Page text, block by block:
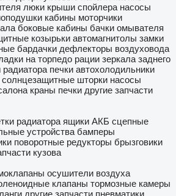
люки крыши спойлера насосы
кабины моторчики
боковые кабины бачки омывателя
козырьки автомагнитолы замки
бардачки дефлекторы воздуховода
на торпедо рации зеркала заднего
радиатора печки автохолодильники
солнцезащитные шторки насосы
краны печки другие запчасти
радиатора ящики АКБ сцепные
устройства бамперы
поворотные редукторы брызговики
кузова
осушители воздуха
клапаны тормозные камеры